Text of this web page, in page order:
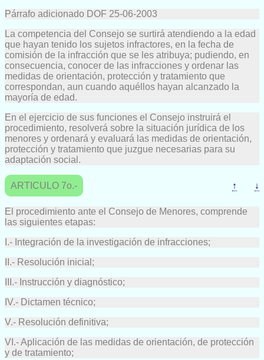
Párrafo adicionado DOF 25-06-2003
La competencia del Consejo se surtirá atendiendo a la edad
que hayan tenido los sujetos infractores, en la fecha de
comisión de la infracción que se les atribuya; pudiendo, en
consecuencia, conocer de las infracciones y ordenar las
medidas de orientación, protección y tratamiento que
correspondan, aun cuando aquéllos hayan alcanzado la
mayoría de edad.
En el ejercicio de sus funciones el Consejo instruirá el
procedimiento, resolverá sobre la situación jurídica de los
menores y ordenará y evaluará las medidas de orientación,
protección y tratamiento que juzgue necesarias para su
adaptación social.
ARTICULO 7o.- ↑ ↓
El procedimiento ante el Consejo de Menores, comprende
las siguientes etapas:
I.- Integración de la investigación de infracciones;
II.- Resolución inicial;
III.- Instrucción y diagnóstico;
IV.- Dictamen técnico;
V.- Resolución definitiva;
VI.- Aplicación de las medidas de orientación, de protección
y de tratamiento;